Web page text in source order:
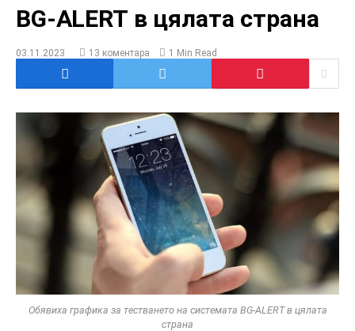
BG-ALERT в цялата страна
03.11.2023 13 коментара 1 Min Read
Обявиха графика за тестването на системата BG-ALERT в цялата
страна